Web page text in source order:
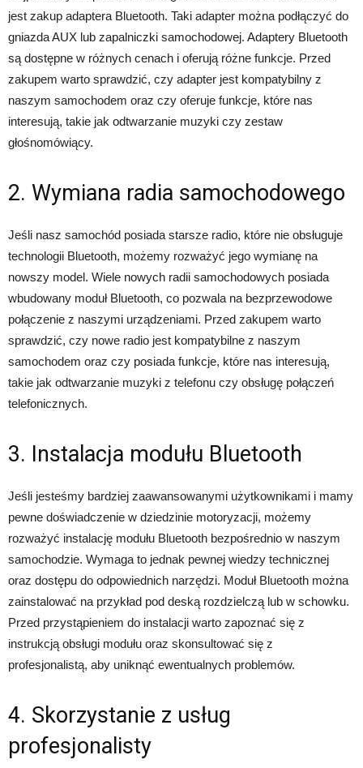
jest zakup adaptera Bluetooth. Taki adapter można podłączyć do
gniazda AUX lub zapalniczki samochodowej. Adaptery Bluetooth
są dostępne w różnych cenach i oferują różne funkcje. Przed
zakupem warto sprawdzić, czy adapter jest kompatybilny z
naszym samochodem oraz czy oferuje funkcje, które nas
interesują, takie jak odtwarzanie muzyki czy zestaw
głośnomówiący.
2. Wymiana radia samochodowego
Jeśli nasz samochód posiada starsze radio, które nie obsługuje
technologii Bluetooth, możemy rozważyć jego wymianę na
nowszy model. Wiele nowych radii samochodowych posiada
wbudowany moduł Bluetooth, co pozwala na bezprzewodowe
połączenie z naszymi urządzeniami. Przed zakupem warto
sprawdzić, czy nowe radio jest kompatybilne z naszym
samochodem oraz czy posiada funkcje, które nas interesują,
takie jak odtwarzanie muzyki z telefonu czy obsługę połączeń
telefonicznych.
3. Instalacja modułu Bluetooth
Jeśli jesteśmy bardziej zaawansowanymi użytkownikami i mamy
pewne doświadczenie w dziedzinie motoryzacji, możemy
rozważyć instalację modułu Bluetooth bezpośrednio w naszym
samochodzie. Wymaga to jednak pewnej wiedzy technicznej
oraz dostępu do odpowiednich narzędzi. Moduł Bluetooth można
zainstalować na przykład pod deską rozdzielczą lub w schowku.
Przed przystąpieniem do instalacji warto zapoznać się z
instrukcją obsługi modułu oraz skonsultować się z
profesjonalistą, aby uniknąć ewentualnych problemów.
4. Skorzystanie z usług
profesjonalisty